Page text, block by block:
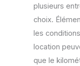
plusieurs
choix.
les
location
que le